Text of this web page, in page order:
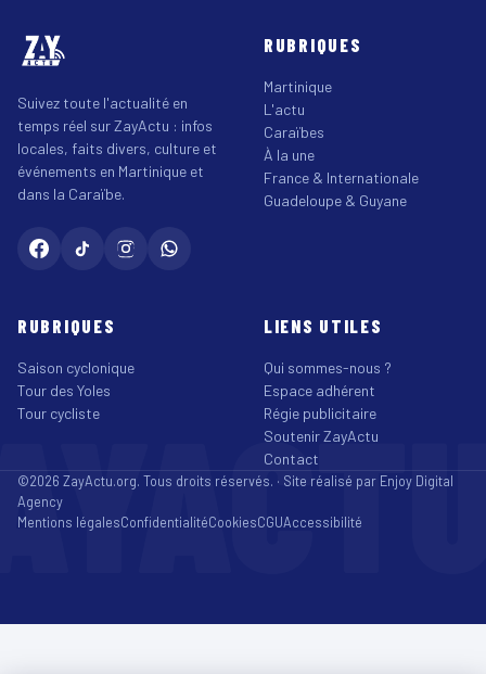
Suivez toute l'actualité en
temps réel sur ZayActu : infos
locales, faits divers, culture et
événements en Martinique et
dans la Caraïbe.
RUBRIQUES
Martinique
L'actu
Caraïbes
À la une
France & Internationale
Guadeloupe & Guyane
RUBRIQUES
Saison cyclonique
Tour des Yoles
Tour cycliste
LIENS UTILES
Qui sommes-nous ?
Espace adhérent
Régie publicitaire
Soutenir ZayActu
Contact
©2026 ZayActu.org. Tous droits réservés. · Site réalisé par Enjoy Digital
Agency
Mentions légalesConfidentialitéCookiesCGUAccessibilité